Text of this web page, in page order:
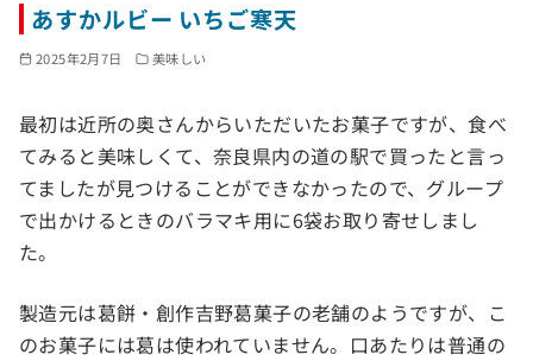
あすかルビー いちご寒天
2025年2月7日 美味しい
最初は近所の奥さんからいただいたお菓子ですが、食べ
てみると美味しくて、奈良県内の道の駅で買ったと言っ
てましたが見つけることができなかったので、グループ
で出かけるときのバラマキ用に6袋お取り寄せしまし
た。
製造元は葛餅・創作吉野葛菓子の老舗のようですが、こ
のお菓子には葛は使われていません。口あたりは普通の